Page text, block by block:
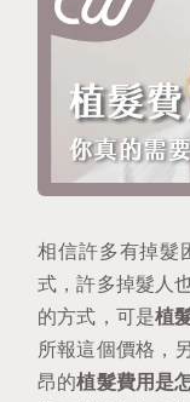
相信許多有掉髮
式，許多掉髮人
的方式，可是植
所報這個價格，
昂的植髮費用是